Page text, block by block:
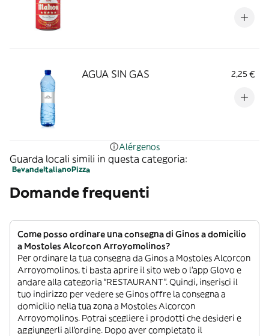
AGUA SIN GAS 2,25 €
Alérgenos
Guarda locali simili in questa categoria:
BevandeItalianoPizza
Domande frequenti
Come posso ordinare una consegna di Ginos a domicilio
a Mostoles Alcorcon Arroyomolinos?
Per ordinare la tua consegna da Ginos a Mostoles Alcorcon
Arroyomolinos, ti basta aprire il sito web o l’app Glovo e
andare alla categoria “RESTAURANT”. Quindi, inserisci il
tuo indirizzo per vedere se Ginos offre la consegna a
domicilio nella tua zona a Mostoles Alcorcon
Arroyomolinos. Potrai scegliere i prodotti che desideri e
aggiungerli all’ordine. Dopo aver completato il